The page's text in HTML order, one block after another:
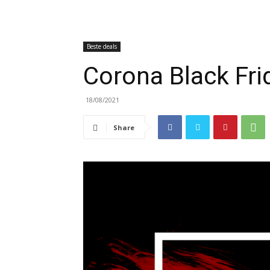
Beste deals
Corona Black
18/08/2021
Share